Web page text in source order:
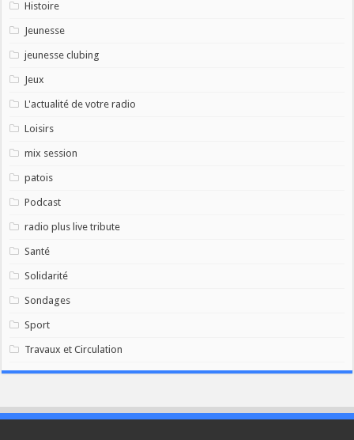
Histoire
Jeunesse
jeunesse clubing
Jeux
L'actualité de votre radio
Loisirs
mix session
patois
Podcast
radio plus live tribute
Santé
Solidarité
Sondages
Sport
Travaux et Circulation